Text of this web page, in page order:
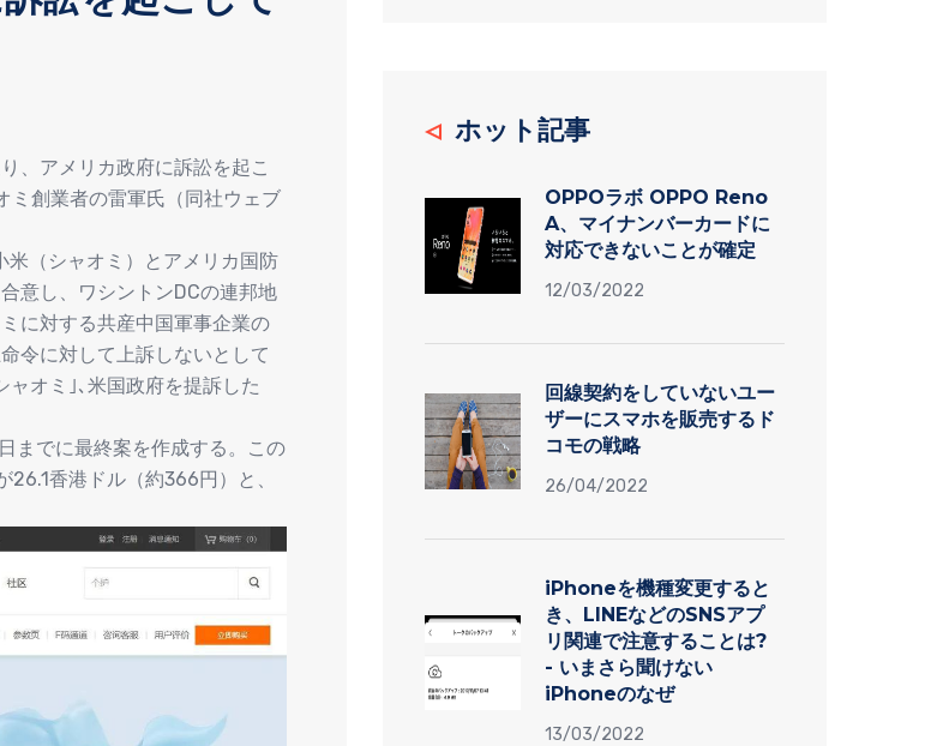
、アメリカ政府に訴訟を起こ
ミ創業者の雷軍氏（同社ウェブ
米（シャオミ）とアメリカ国防
意し、ワシントンDCの連邦地
に対する共産中国軍事企業の
令に対して上訴しないとして
オミ｣､米国政府を提訴した
までに最終案を作成する。この
香港ドル（約366円）と、
ホット記事
OPPOラボ OPPO Reno
A、マイナンバーカードに
対応できないことが確定
12/03/2022
回線契約をしていないユー
ザーにスマホを販売するド
コモの戦略
26/04/2022
iPhoneを機種変更すると
き、LINEなどのSNSアプ
リ関連で注意することは?
- いまさら聞けない
iPhoneのなぜ
13/03/2022